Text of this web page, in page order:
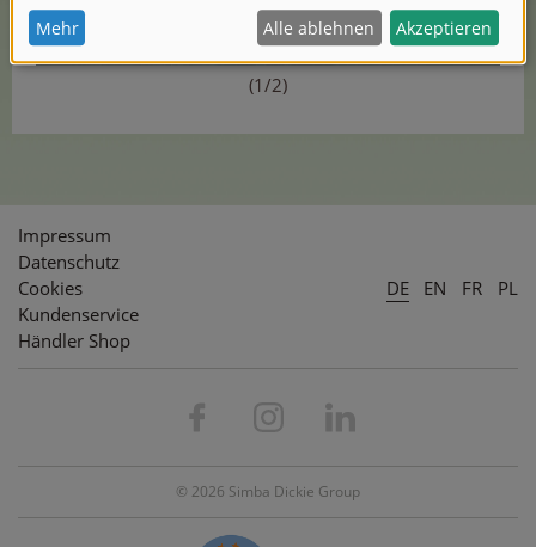
(1/2)
Impressum
Datenschutz
Cookies
Kundenservice
Händler Shop
DE EN FR PL
© 2026 Simba Dickie Group